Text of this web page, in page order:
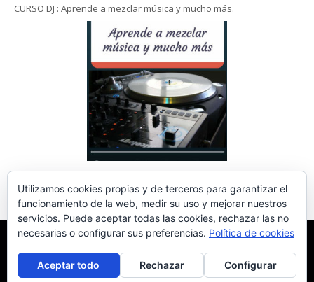
CURSO DJ : Aprende a mezclar música y mucho más.
INICIO RADIO ACTUALDJ
CURSO DJ – APRENDE A MEZCLAR MÚSICA Y
MUSICA
TOP 10 MÚSICA JUEGOS FESTIVALES
TUTORIALES DJ
EQUIPO DJ
COLABORA CON NOSOTROS
Utilizamos cookies propias y de terceros para garantizar el
funcionamiento de la web, medir su uso y mejorar nuestros
servicios. Puede aceptar todas las cookies, rechazar las no
necesarias o configurar sus preferencias. Política de cookies
Aceptar todo Rechazar Configurar